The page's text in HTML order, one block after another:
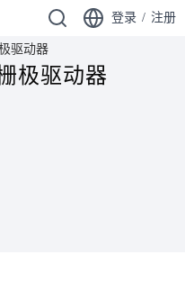
登录 / 注册
驱动器
极驱动器